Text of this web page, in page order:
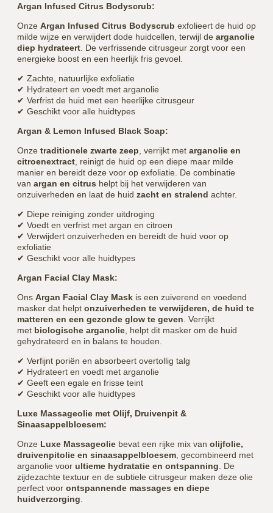
Argan Infused Citrus Bodyscrub:
Onze Argan Infused Citrus Bodyscrub exfolieert de huid op
milde wijze en verwijdert dode huidcellen, terwijl de arganolie
diep hydrateert . De verfrissende citrusgeur zorgt voor een
energieke boost en een heerlijk fris gevoel.
✔ Zachte, natuurlijke exfoliatie
✔ Hydrateert en voedt met arganolie
✔ Verfrist de huid met een heerlijke citrusgeur
✔ Geschikt voor alle huidtypes
Argan & Lemon Infused Black Soap:
Onze traditionele zwarte zeep , verrijkt met arganolie en
citroenextract , reinigt de huid op een diepe maar milde
manier en bereidt deze voor op exfoliatie. De combinatie
van argan en citrus helpt bij het verwijderen van
onzuiverheden en laat de huid zacht en stralend achter.
✔ Diepe reiniging zonder uitdroging
✔ Voedt en verfrist met argan en citroen
✔ Verwijdert onzuiverheden en bereidt de huid voor op
exfoliatie
✔ Geschikt voor alle huidtypes
Argan Facial Clay Mask:
Ons Argan Facial Clay Mask is een zuiverend en voedend
masker dat helpt onzuiverheden te verwijderen, de huid te
matteren en een gezonde glow te geven . Verrijkt
met biologische arganolie , helpt dit masker om de huid
gehydrateerd en in balans te houden.
✔ Verfijnt poriën en absorbeert overtollig talg
✔ Hydrateert en voedt met arganolie
✔ Geeft een egale en frisse teint
✔ Geschikt voor alle huidtypes
Luxe Massageolie met Olijf, Druivenpit &
Sinaasappelbloesem:
Onze Luxe Massageolie bevat een rijke mix van olijfolie,
druivenpitolie en sinaasappelbloesem , gecombineerd met
arganolie voor ultieme hydratatie en ontspanning . De
zijdezachte textuur en de subtiele citrusgeur maken deze olie
perfect voor ontspannende massages en diepe
huidverzorging